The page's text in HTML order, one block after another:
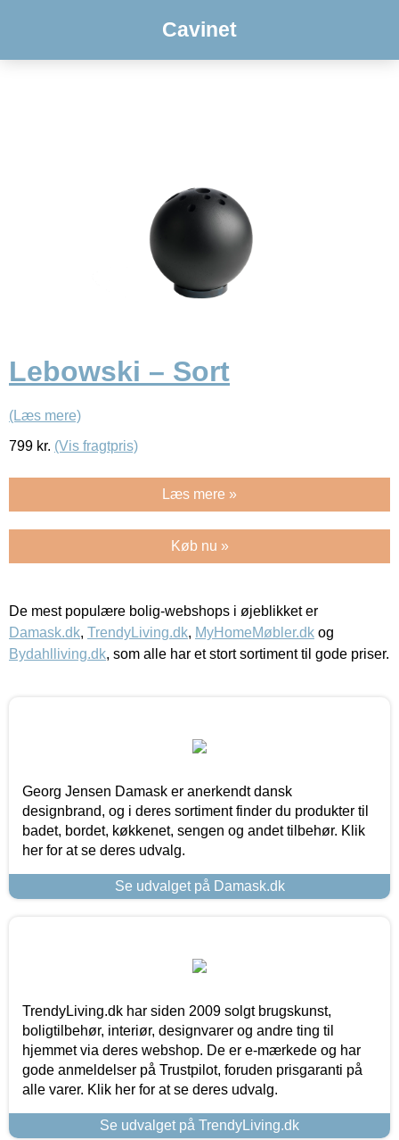
Cavinet
Lebowski – Sort
(Læs mere)
799 kr. (Vis fragtpris)
Læs mere »
Køb nu »
De mest populære bolig-webshops i øjeblikket er
Damask.dk, TrendyLiving.dk, MyHomeMøbler.dk og
Bydahlliving.dk, som alle har et stort sortiment til gode priser.
Georg Jensen Damask er anerkendt dansk
designbrand, og i deres sortiment finder du produkter til
badet, bordet, køkkenet, sengen og andet tilbehør. Klik
her for at se deres udvalg.
Se udvalget på Damask.dk
TrendyLiving.dk har siden 2009 solgt brugskunst,
boligtilbehør, interiør, designvarer og andre ting til
hjemmet via deres webshop. De er e-mærkede og har
gode anmeldelser på Trustpilot, foruden prisgaranti på
alle varer. Klik her for at se deres udvalg.
Se udvalget på TrendyLiving.dk